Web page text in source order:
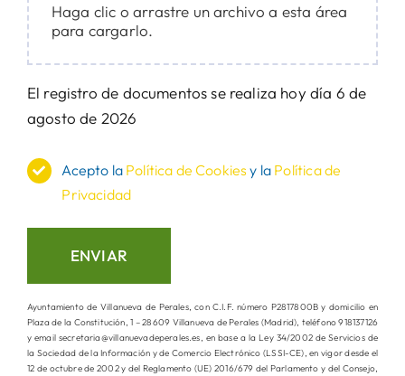
Haga clic o arrastre un archivo a esta área
para cargarlo.
El registro de documentos se realiza hoy día 6 de
agosto de 2026
Acepto la Política de Cookies y la Política de
Privacidad
ENVIAR
Ayuntamiento de Villanueva de Perales, con C.I.F. número P2817800B y domicilio en
Plaza de la Constitución, 1 – 28609 Villanueva de Perales (Madrid), teléfono 918137126
y email secretaria@villanuevadeperales.es, en base a la Ley 34/2002 de Servicios de
la Sociedad de la Información y de Comercio Electrónico (LSSI-CE), en vigor desde el
12 de octubre de 2002 y del Reglamento (UE) 2016/679 del Parlamento y del Consejo,